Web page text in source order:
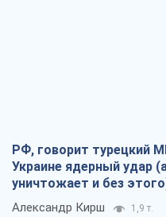
РФ, говорит турецкий
Украине ядерный удар
уничтожает и без
Александр Кирш 1,9 т.